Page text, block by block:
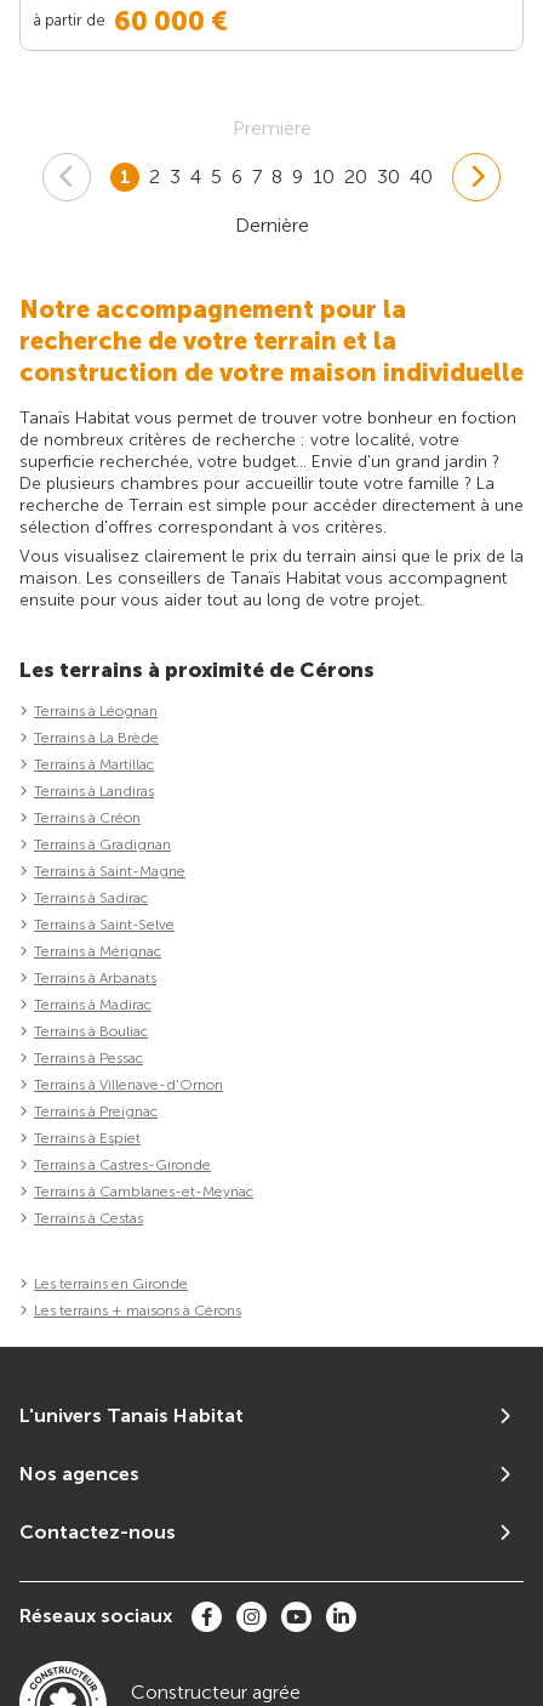
à partir de 60 000 €
Première
1 2 3 4 5 6 7 8 9 10 20 30 40
Dernière
Notre accompagnement pour la
recherche de votre terrain et la
construction de votre maison individuelle
Tanaïs Habitat vous permet de trouver votre bonheur en foction
de nombreux critères de recherche : votre localité, votre
superficie recherchée, votre budget... Envie d'un grand jardin ?
De plusieurs chambres pour accueillir toute votre famille ? La
recherche de Terrain est simple pour accéder directement à une
sélection d'offres correspondant à vos critères.
Vous visualisez clairement le prix du terrain ainsi que le prix de la
maison. Les conseillers de Tanaïs Habitat vous accompagnent
ensuite pour vous aider tout au long de votre projet.
Les terrains à proximité de Cérons
Terrains à Léognan
Terrains à La Brède
Terrains à Martillac
Terrains à Landiras
Terrains à Créon
Terrains à Gradignan
Terrains à Saint-Magne
Terrains à Sadirac
Terrains à Saint-Selve
Terrains à Mérignac
Terrains à Arbanats
Terrains à Madirac
Terrains à Bouliac
Terrains à Pessac
Terrains à Villenave-d'Ornon
Terrains à Preignac
Terrains à Espiet
Terrains à Castres-Gironde
Terrains à Camblanes-et-Meynac
Terrains à Cestas
Les terrains en Gironde
Les terrains + maisons à Cérons
L'univers Tanais Habitat
Nos agences
Contactez-nous
Réseaux sociaux
Constructeur agrée